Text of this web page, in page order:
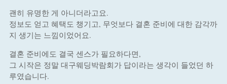
괜히 유명한 게 아니더라고요.
정보도 얻고 혜택도 챙기고, 무엇보다 결혼 준비에 대한 감각까
지 생기는 느낌이었어요.
결혼 준비에도 결국 센스가 필요하다면,
그 시작은 정말 대구웨딩박람회가 답이라는 생각이 들었던 하
루였습니다.